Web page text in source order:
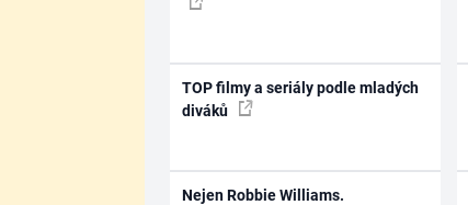
TOP filmy a seriály podle mladých
diváků
Nejen Robbie Williams.